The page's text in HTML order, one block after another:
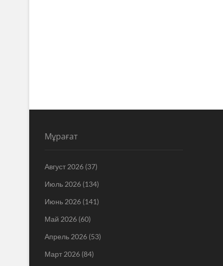
Мұрағат
Август 2026 (37)
Июль 2026 (134)
Июнь 2026 (141)
Май 2026 (60)
Апрель 2026 (53)
Март 2026 (84)